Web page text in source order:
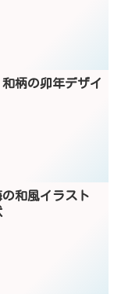
柄の卯年デザイ
の和風イラスト